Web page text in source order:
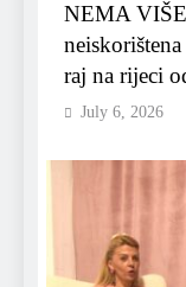
NEMA
raj na rijeci
July 6, 2026